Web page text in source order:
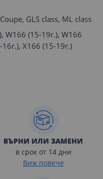
GLS class, ML class
W166 (15-19г.), W166
X166 (15-19г.)
ВЪРНИ ИЛИ ЗАМЕНИ
в срок от 14 дни
Виж повече